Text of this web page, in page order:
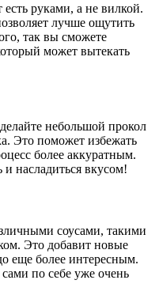
руками, а не вилкой.
лучше ощутить
так вы сможете
может вытекать
небольшой прокол
Это поможет избежать
более аккуратным.
насладиться вкусом!
соусами, такими
Это добавит новые
еще более интересным.
по себе уже очень